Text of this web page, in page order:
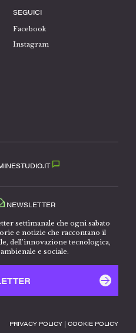
SEGUICI
Facebook
Instagram
NEWSLETTER
settimanale che ogni sabato
e notizie che raccontano il
dell’innovazione tecnologica,
e sociale.
PRIVACY POLICY | COOKIE POLICY